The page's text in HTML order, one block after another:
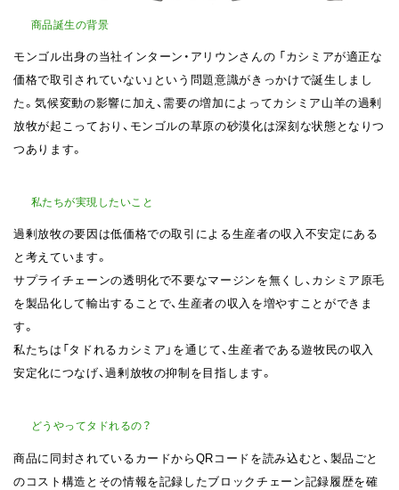
商品誕生の背景
モンゴル出身の当社インターン・アリウンさんの 「カシミアが適正な
価格で取引されていない」という問題意識がきっかけで誕生しまし
た。気候変動の影響に加え、需要の増加によってカシミア山羊の過剰
放牧が起こっており、モンゴルの草原の砂漠化は深刻な状態となりつ
つあります。
私たちが実現したいこと
過剰放牧の要因は低価格での取引による生産者の収入不安定にある
と考えています。
サプライチェーンの透明化で不要なマージンを無くし、カシミア原毛
を製品化して輸出することで、生産者の収入を増やすことができま
す。
私たちは「タドれるカシミア」を通じて、生産者である遊牧民の収入
安定化につなげ、過剰放牧の抑制を目指します。
どうやってタドれるの？
商品に同封されているカードからQRコードを読み込むと、製品ごと
のコスト構造とその情報を記録したブロックチェーン記録履歴を確